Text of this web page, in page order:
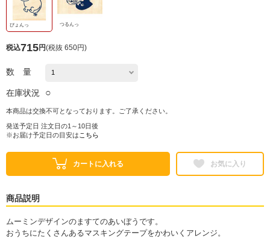
ぴょんっ つるんっ
税込715円(税抜 650円)
数 量
在庫状況 ○
本商品は交換不可となっております。ご了承ください。
発送予定日 注文日の1～10日後
※お届け予定日の目安は こちら
カートに入れる お気に入り
商品説明
ムーミンデザインのますてのあいぼうです。
おうちにたくさんあるマスキングテープをかわいくアレンジ。